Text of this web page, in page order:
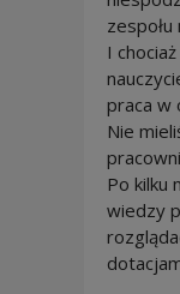
I
praca w
Nie
Po kilku
wiedzy